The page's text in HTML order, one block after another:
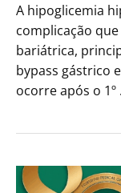
A hipoglicemia
complicação
bariátrica,
bypass gástrico
ocorre após o 1º